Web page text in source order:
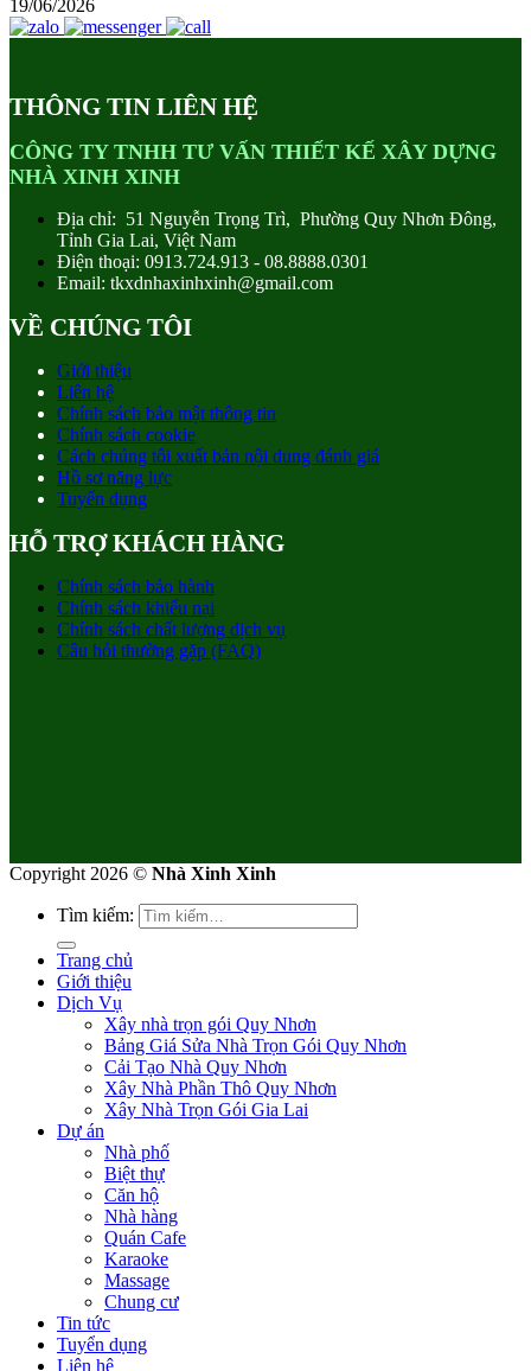
19/06/2026
THÔNG TIN LIÊN HỆ
CÔNG TY TNHH TƯ VẤN THIẾT KẾ XÂY DỰNG
NHÀ XINH XINH
Địa chỉ: 51 Nguyễn Trọng Trì, Phường Quy Nhơn Đông,
Tỉnh Gia Lai, Việt Nam
Điện thoại: 0913.724.913 - 08.8888.0301
Email: tkxdnhaxinhxinh@gmail.com
VỀ CHÚNG TÔI
Giới thiệu
Liên hệ
Chính sách bảo mật thông tin
Chính sách cookie
Cách chúng tôi xuất bản nội dung đánh giá
Hồ sơ năng lực
Tuyển dụng
HỖ TRỢ KHÁCH HÀNG
Chính sách bảo hành
Chính sách khiếu nại
Chính sách chất lượng dịch vụ
Câu hỏi thường gặp (FAQ)
Copyright 2026 © Nhà Xinh Xinh
Tìm kiếm:
Trang chủ
Giới thiệu
Dịch Vụ
Xây nhà trọn gói Quy Nhơn
Bảng Giá Sửa Nhà Trọn Gói Quy Nhơn
Cải Tạo Nhà Quy Nhơn
Xây Nhà Phần Thô Quy Nhơn
Xây Nhà Trọn Gói Gia Lai
Dự án
Nhà phố
Biệt thự
Căn hộ
Nhà hàng
Quán Cafe
Karaoke
Massage
Chung cư
Tin tức
Tuyển dụng
Liên hệ